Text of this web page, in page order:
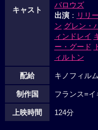
キャスト
バロウズ
出演： リリ
ン グレン・
ィンドレイ
ー・グード
ィルトン
配給 キノフィル
制作国 フランス=イ
上映時間 124分